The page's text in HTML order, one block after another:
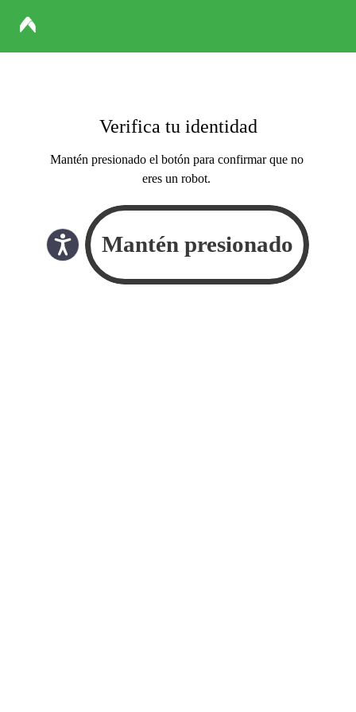
Verifica tu identidad
Mantén presionado el botón para confirmar que no
eres un robot.